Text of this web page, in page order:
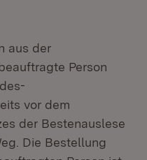
aus der
Person
vor dem
der Bestenauslese
Die Bestellung